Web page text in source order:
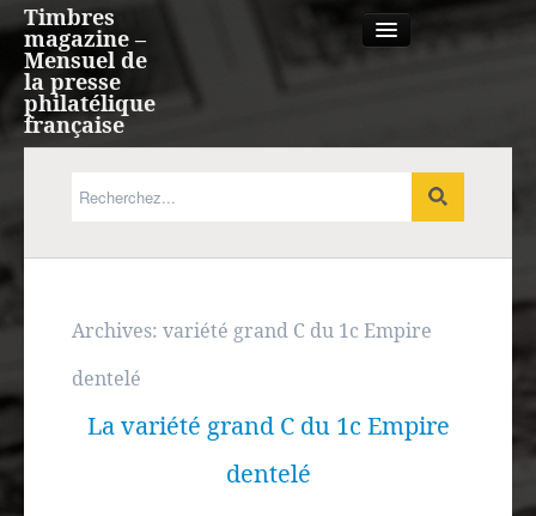
Timbres
magazine –
Mensuel de
la presse
philatélique
française
Expression française
Europe
Outre-mer
Archives: variété grand C du 1c Empire
dentelé
La variété grand C du 1c Empire
dentelé